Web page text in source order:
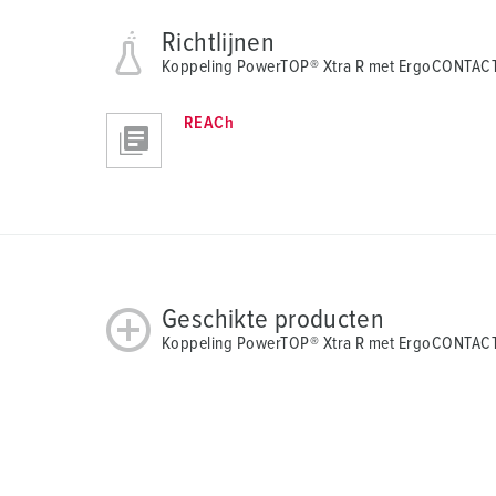
Richtlijnen
Koppeling PowerTOP® Xtra R met
REACh
Geschikte producten
Koppeling PowerTOP® Xtra R met